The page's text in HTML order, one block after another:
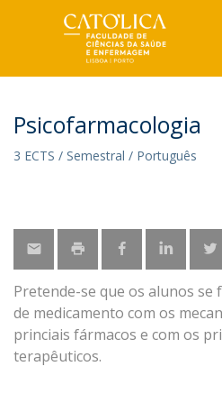
Psicofarmacologia
3 ECTS / Semestral / Português
Pretende-se que os alunos se
de medicamento com os
princiais fármacos e com os
terapêuticos.